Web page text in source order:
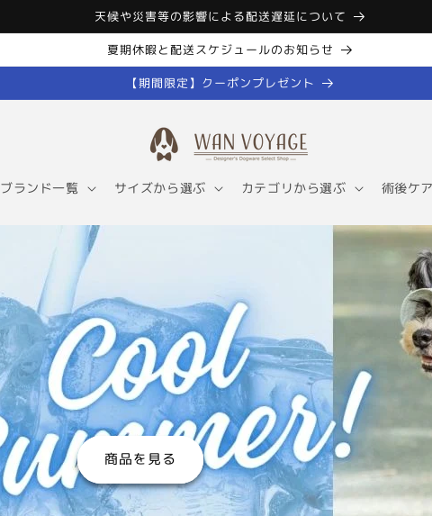
天候や災害等の影響による配送遅延について
夏期休暇と配送スケジュールのお知らせ
【期間限定】クーポンプレゼント
ブランド一覧 サイズから選ぶ カテゴリから選ぶ 術後ケ
商品を見る